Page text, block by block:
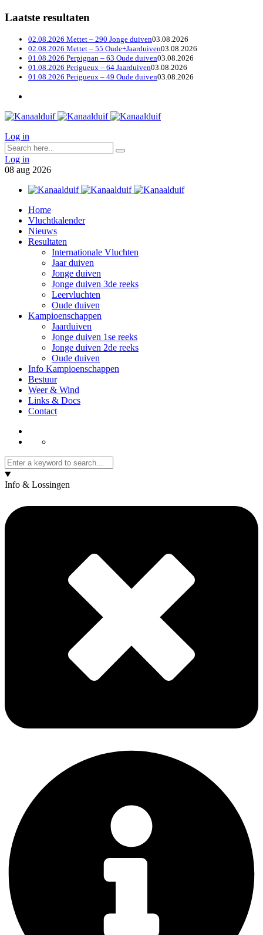
Laatste resultaten
02.08.2026 Mettet – 290 Jonge duiven03.08.2026
02.08.2026 Mettet – 55 Oude+Jaarduiven03.08.2026
01.08.2026 Perpignan – 63 Oude duiven03.08.2026
01.08.2026 Perigueux – 64 Jaarduiven03.08.2026
01.08.2026 Perigueux – 49 Oude duiven03.08.2026
Log in
Log in
08 aug 2026
Home
Vluchtkalender
Nieuws
Resultaten
Internationale Vluchten
Jaar duiven
Jonge duiven
Jonge duiven 3de reeks
Leervluchten
Oude duiven
Kampioenschappen
Jaarduiven
Jonge duiven 1se reeks
Jonge duiven 2de reeks
Oude duiven
Info Kampioenschappen
Bestuur
Weer & Wind
Links & Docs
Contact
Info & Lossingen